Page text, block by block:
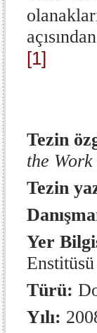
[1]
Tezin
the
Tezin
Yer
Türü:
Yılı: